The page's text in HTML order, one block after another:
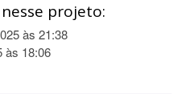
projeto:
às 21:38
às 18:06